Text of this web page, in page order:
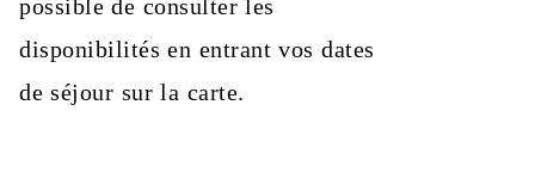
possible de consulter les
disponibilités en entrant vos dates
de séjour sur la carte.